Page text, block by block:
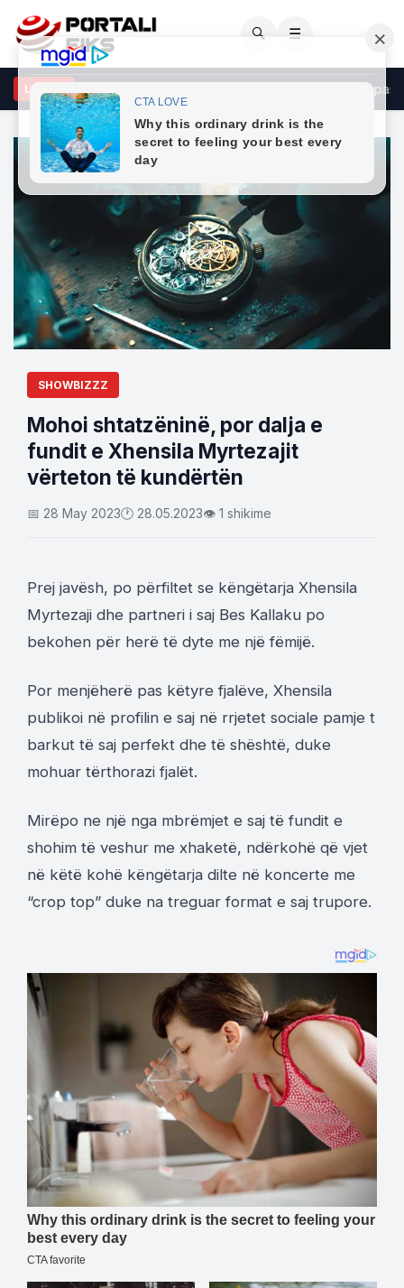
🔍 ☰
LAJMEsapo ke përqafuar hijen e Putinit në Ballkan” – Imeri pas
SHOWBIZZZ
Mohoi shtatzëninë, por dalja e
fundit e Xhensila Myrtezajit
vërteton të kundërtën
📅 28 May 2023🕐 28.05.2023👁 1 shikime
Prej javësh, po përfiltet se këngëtarja Xhensila
Myrtezaji dhe partneri i saj Bes Kallaku po
bekohen për herë të dyte me një fëmijë.
Por menjëherë pas këtyre fjalëve, Xhensila
publikoi në profilin e saj në rrjetet sociale pamje t
barkut të saj perfekt dhe të shështë, duke
mohuar tërthorazi fjalët.
Mirëpo ne një nga mbrëmjet e saj të fundit e
shohim të veshur me xhaketë, ndërkohë që vjet
në këtë kohë këngëtarja dilte në koncerte me
“crop top” duke na treguar format e saj trupore.